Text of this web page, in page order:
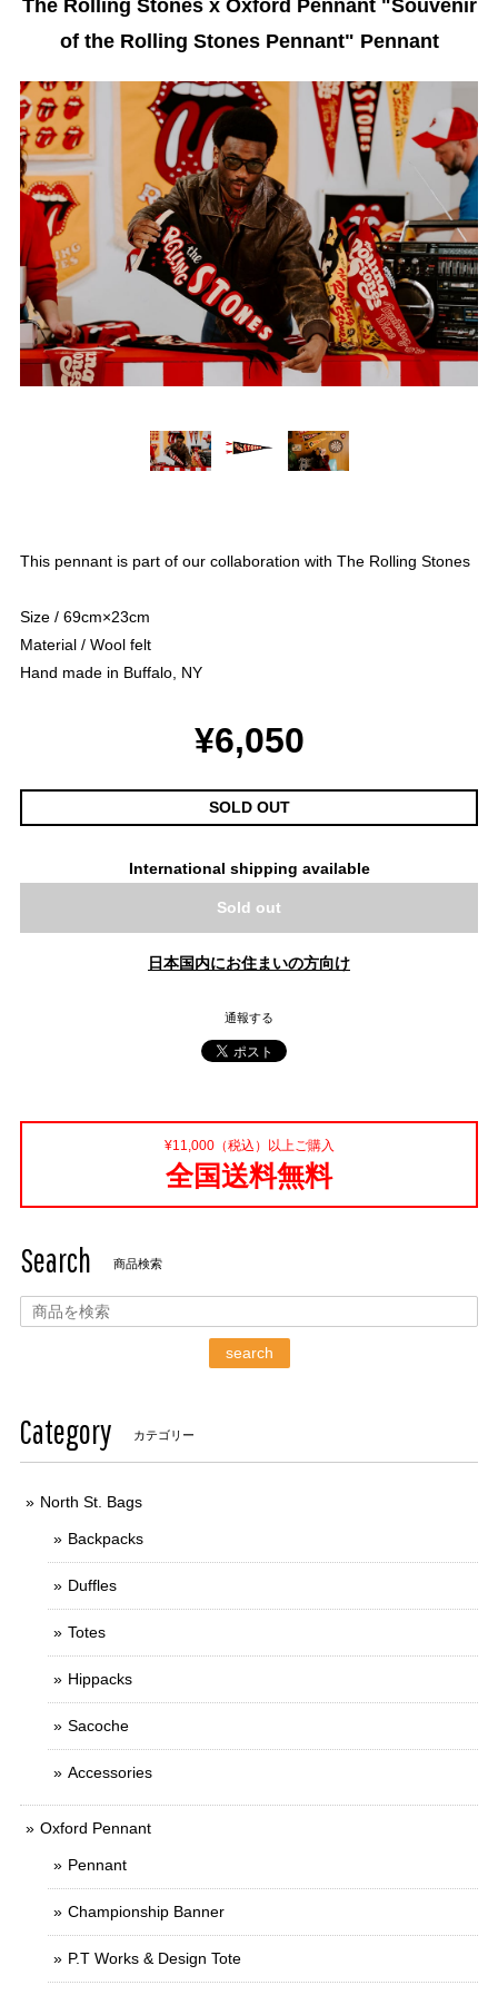
The Rolling Stones x Oxford Pennant "Souvenir
of the Rolling Stones Pennant" Pennant
This pennant is part of our collaboration with The Rolling Stones
Size / 69cm×23cm
Material / Wool felt
Hand made in Buffalo, NY
¥6,050
SOLD OUT
International shipping available
Sold out
日本国内にお住まいの方向け
通報する
¥11,000（税込）以上ご購入
全国送料無料
Search 商品検索
search
Category カテゴリー
North St. Bags
Backpacks
Duffles
Totes
Hippacks
Sacoche
Accessories
Oxford Pennant
Pennant
Championship Banner
P.T Works & Design Tote